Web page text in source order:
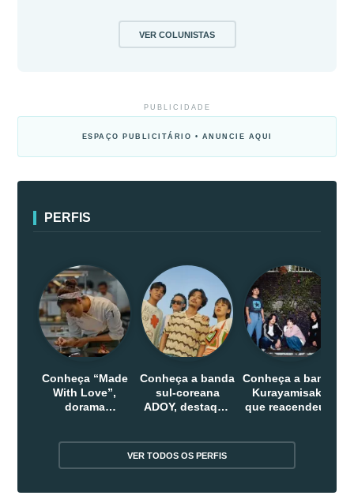
VER COLUNISTAS
PUBLICIDADE
ESPAÇO PUBLICITÁRIO • ANUNCIE AQUI
PERFIS
Conheça “Made
With Love”,
dorama
Conheça a banda
sul-coreana
ADOY, destaque
Conheça a banda
Kurayamisaka
que reacendeu o
VER TODOS OS PERFIS